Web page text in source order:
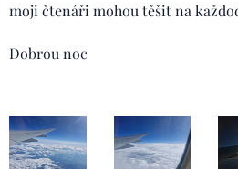
moji čtenáři mohou těšit na
Dobrou noc